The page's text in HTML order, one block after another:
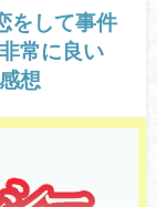
をして事件
常に良い
想